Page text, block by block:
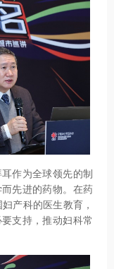
作为全球领先的制
先进的药物。在药
产科的医生教育，
支持，推动妇科常